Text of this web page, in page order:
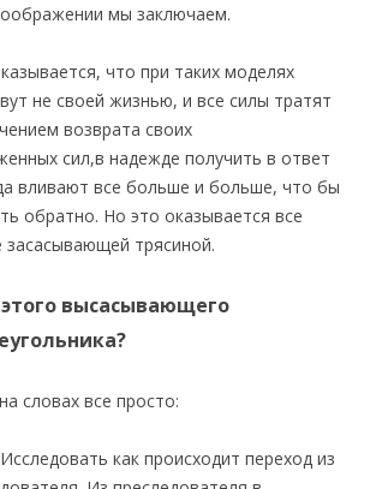
мы заключаем.
что при таких моделях
не своей жизнью, и все силы тратят
возврата своих
сил,в надежде получить в ответ
вливают все больше и больше, что бы
обратно. Но это оказывается все
трясиной.
высасывающего
словах все просто:
как происходит переход из